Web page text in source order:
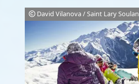
David Vilanova / Saint Lary Soulan